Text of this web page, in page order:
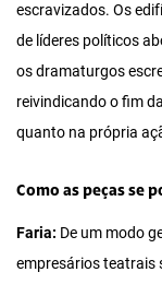
escravizados. Os
de líderes políticos
os dramaturgos
reivindicando o fim
quanto na própria
Como as peças se
Faria: De um modo
empresários teatrais